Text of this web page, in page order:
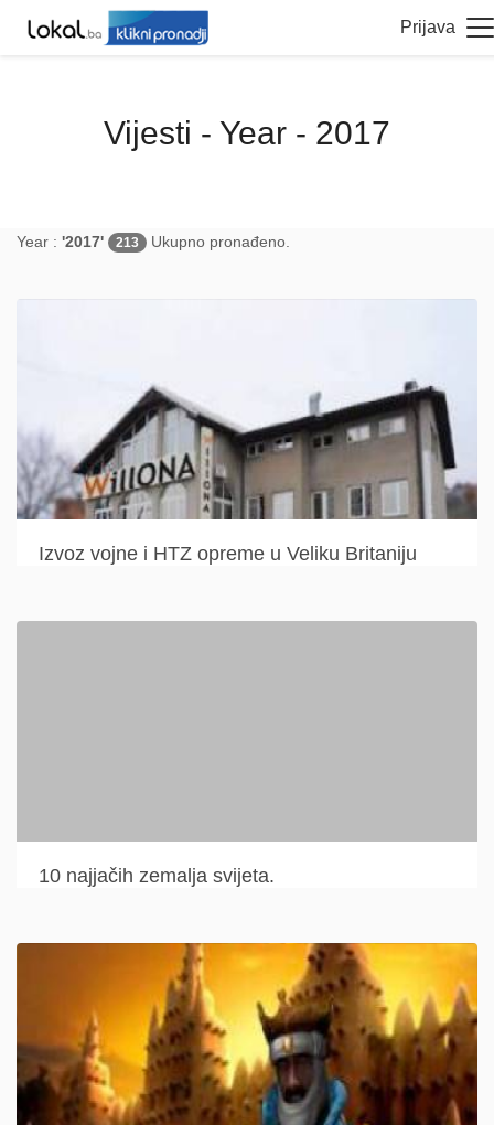
Prijava
Vijesti - Year - 2017
Year : '2017' 213 Ukupno pronađeno.
Izvoz vojne i HTZ opreme u Veliku Britaniju
10 najjačih zemalja svijeta.